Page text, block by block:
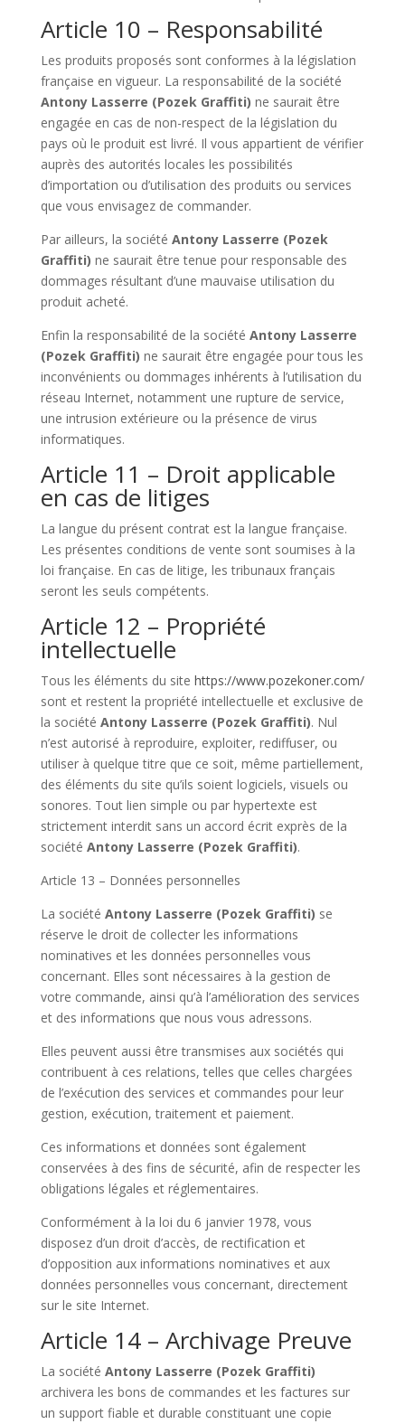
Article 10 – Responsabilité
Les produits proposés sont conformes à la législation
française en vigueur. La responsabilité de la société
Antony Lasserre (Pozek Graffiti) ne saurait être
engagée en cas de non-respect de la législation du
pays où le produit est livré. Il vous appartient de vérifier
auprès des autorités locales les possibilités
d’importation ou d’utilisation des produits ou services
que vous envisagez de commander.
Par ailleurs, la société Antony Lasserre (Pozek
Graffiti) ne saurait être tenue pour responsable des
dommages résultant d’une mauvaise utilisation du
produit acheté.
Enfin la responsabilité de la société Antony Lasserre
(Pozek Graffiti) ne saurait être engagée pour tous les
inconvénients ou dommages inhérents à l’utilisation du
réseau Internet, notamment une rupture de service,
une intrusion extérieure ou la présence de virus
informatiques.
Article 11 – Droit applicable
en cas de litiges
La langue du présent contrat est la langue française.
Les présentes conditions de vente sont soumises à la
loi française. En cas de litige, les tribunaux français
seront les seuls compétents.
Article 12 – Propriété
intellectuelle
Tous les éléments du site https://www.pozekoner.com/
sont et restent la propriété intellectuelle et exclusive de
la société Antony Lasserre (Pozek Graffiti). Nul
n’est autorisé à reproduire, exploiter, rediffuser, ou
utiliser à quelque titre que ce soit, même partiellement,
des éléments du site qu’ils soient logiciels, visuels ou
sonores. Tout lien simple ou par hypertexte est
strictement interdit sans un accord écrit exprès de la
société Antony Lasserre (Pozek Graffiti).
Article 13 – Données personnelles
La société Antony Lasserre (Pozek Graffiti) se
réserve le droit de collecter les informations
nominatives et les données personnelles vous
concernant. Elles sont nécessaires à la gestion de
votre commande, ainsi qu’à l’amélioration des services
et des informations que nous vous adressons.
Elles peuvent aussi être transmises aux sociétés qui
contribuent à ces relations, telles que celles chargées
de l’exécution des services et commandes pour leur
gestion, exécution, traitement et paiement.
Ces informations et données sont également
conservées à des fins de sécurité, afin de respecter les
obligations légales et réglementaires.
Conformément à la loi du 6 janvier 1978, vous
disposez d’un droit d’accès, de rectification et
d’opposition aux informations nominatives et aux
données personnelles vous concernant, directement
sur le site Internet.
Article 14 – Archivage Preuve
La société Antony Lasserre (Pozek Graffiti)
archivera les bons de commandes et les factures sur
un support fiable et durable constituant une copie